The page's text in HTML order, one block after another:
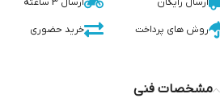
روش های پرداخت خرید حضوری
مشخصات فنی